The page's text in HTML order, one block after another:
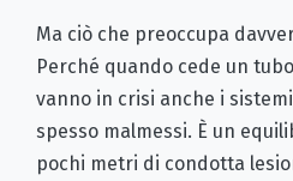
Ma ciò che preoccupa
Perché quando cede un
vanno in crisi anche i
spesso malmessi. È un
pochi metri di condotta